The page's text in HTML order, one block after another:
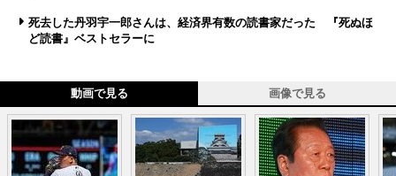
死去した丹羽宇一郎さんは、経済界有数の読書家だった 『死ぬほ
ど読書』ベストセラーに
動画で見る 画像で見る